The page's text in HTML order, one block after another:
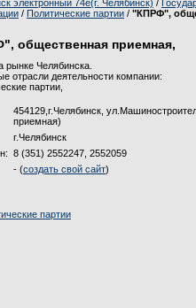
электронный 74e(г. Челябинск) /
/ Политические партии / "КПРФ",
общественная приемная,
рынке Челябинска.
отрасли деятельности компании:
партии,
454129,г.Челябинск,
приемная)
г.Челябинск
8 (351) 2552247, 2552059
- (создать свой сайт)
партии